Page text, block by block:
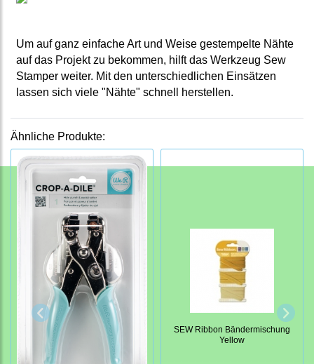
Um auf ganz einfache Art und Weise gestempelte Nähte
auf das Projekt zu bekommen, hilft das Werkzeug Sew
Stamper weiter. Mit den unterschiedlichen Einsätzen
lassen sich viele "Nähte" schnell herstellen.
Ähnliche Produkte:
SEW Ribbon Bändermischung
Yellow